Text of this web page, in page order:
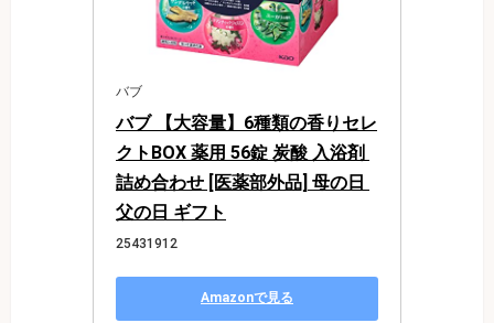
バブ
バブ 【大容量】6種類の香りセレ
クトBOX 薬用 56錠 炭酸 入浴剤
詰め合わせ [医薬部外品] 母の日
父の日 ギフト
25431912
Amazonで見る